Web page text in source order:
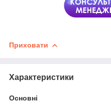
Приховати
Характеристики
Основні